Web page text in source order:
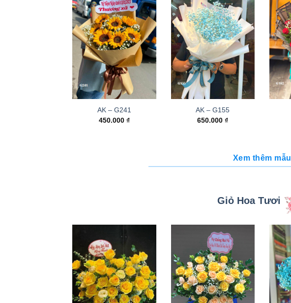
AK – G241
450.000 ₫
AK – G155
650.000₫
Xem thêm mẫu
Giỏ Hoa Tươi